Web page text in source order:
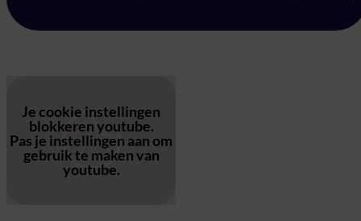
Je cookie instellingen
blokkeren youtube.
Pas je instellingen aan om
gebruik te maken van
youtube.